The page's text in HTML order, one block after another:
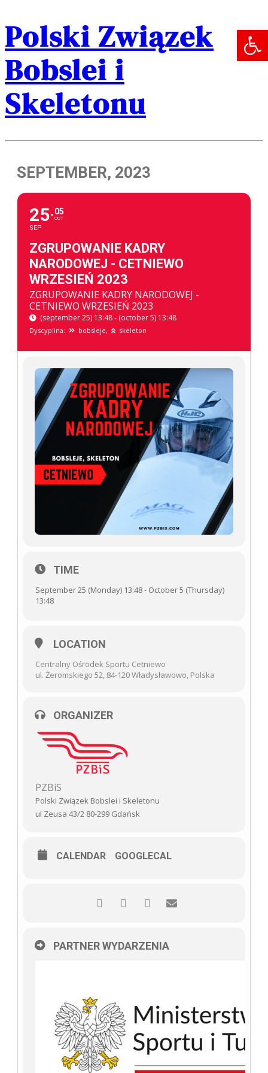
Polski Związek
Bobslei i
Skeletonu
SEPTEMBER, 2023
25
SEP
05
OCT
ZGRUPOWANIE KADRY
NARODOWEJ - CETNIEWO
WRZESIEŃ 2023
ZGRUPOWANIE KADRY NARODOWEJ -
CETNIEWO WRZESIEŃ 2023
(september 25) 13:48 - (october 5) 13:48
Dyscyplina: bobsleje, skeleton
TIME
September 25 (Monday) 13:48 - October 5 (Thursday)
13:48
LOCATION
Centralny Ośrodek Sportu Cetniewo
ul. Żeromskiego 52, 84-120 Władysławowo, Polska
ORGANIZER
PZBiS
Polski Związek Bobslei i Skeletonu
ul Zeusa 43/2 80-299 Gdańsk
CALENDAR GOOGLECAL
PARTNER WYDARZENIA